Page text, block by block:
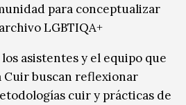
para conceptualizar
LGBTIQA+
los asistentes y el equipo que
Cuir buscan reflexionar
cuir y prácticas de